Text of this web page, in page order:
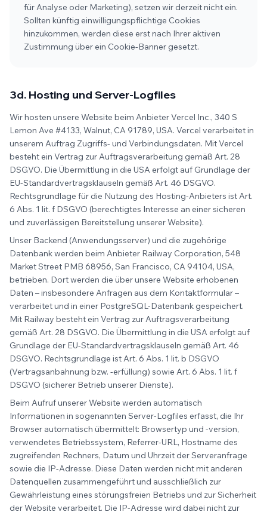
für Analyse oder Marketing), setzen wir derzeit nicht ein.
Sollten künftig einwilligungspflichtige Cookies
hinzukommen, werden diese erst nach Ihrer aktiven
Zustimmung über ein Cookie-Banner gesetzt.
3d. Hosting und Server-Logfiles
Wir hosten unsere Website beim Anbieter Vercel Inc., 340 S
Lemon Ave #4133, Walnut, CA 91789, USA. Vercel verarbeitet in
unserem Auftrag Zugriffs- und Verbindungsdaten. Mit Vercel
besteht ein Vertrag zur Auftragsverarbeitung gemäß Art. 28
DSGVO. Die Übermittlung in die USA erfolgt auf Grundlage der
EU-Standardvertragsklauseln gemäß Art. 46 DSGVO.
Rechtsgrundlage für die Nutzung des Hosting-Anbieters ist Art.
6 Abs. 1 lit. f DSGVO (berechtigtes Interesse an einer sicheren
und zuverlässigen Bereitstellung unserer Website).
Unser Backend (Anwendungsserver) und die zugehörige
Datenbank werden beim Anbieter Railway Corporation, 548
Market Street PMB 68956, San Francisco, CA 94104, USA,
betrieben. Dort werden die über unsere Website erhobenen
Daten – insbesondere Anfragen aus dem Kontaktformular –
verarbeitet und in einer PostgreSQL-Datenbank gespeichert.
Mit Railway besteht ein Vertrag zur Auftragsverarbeitung
gemäß Art. 28 DSGVO. Die Übermittlung in die USA erfolgt auf
Grundlage der EU-Standardvertragsklauseln gemäß Art. 46
DSGVO. Rechtsgrundlage ist Art. 6 Abs. 1 lit. b DSGVO
(Vertragsanbahnung bzw. -erfüllung) sowie Art. 6 Abs. 1 lit. f
DSGVO (sicherer Betrieb unserer Dienste).
Beim Aufruf unserer Website werden automatisch
Informationen in sogenannten Server-Logfiles erfasst, die Ihr
Browser automatisch übermittelt: Browsertyp und -version,
verwendetes Betriebssystem, Referrer-URL, Hostname des
zugreifenden Rechners, Datum und Uhrzeit der Serveranfrage
sowie die IP-Adresse. Diese Daten werden nicht mit anderen
Datenquellen zusammengeführt und ausschließlich zur
Gewährleistung eines störungsfreien Betriebs und zur Sicherheit
der Website verarbeitet. Die IP-Adresse wird dabei nicht zur